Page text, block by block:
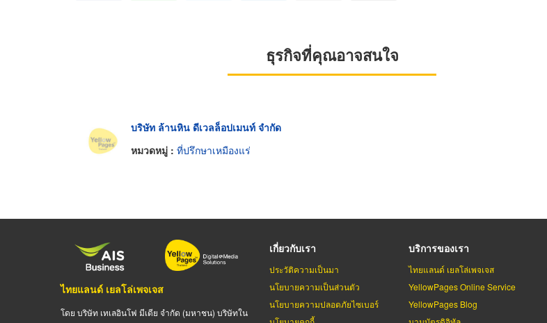
ธุรกิจที่คุณอาจสนใจ
บริษัท ล้านหิน ดีเวลล็อปเมนท์ จำกัด
หมวดหมู่ : ที่ปรึกษาเหมืองแร่
ไทยแลนด์ เยลโล่เพจเจส
โดย บริษัท เทเลอินโฟ มีเดีย จำกัด (มหาชน) บริษัทใน
เกี่ยวกับเรา
ประวัติความเป็นมา
นโยบายความเป็นส่วนตัว
นโยบายความปลอดภัยไซเบอร์
บริการของเรา
ไทยแลนด์ เยลโล่เพจเจส
YellowPages Online Service
YellowPages Blog